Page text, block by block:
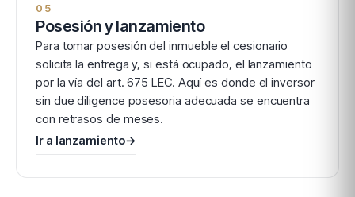
05
Posesión y lanzamiento
Para tomar posesión del inmueble el cesionario
solicita la entrega y, si está ocupado, el lanzamiento
por la vía del art. 675 LEC. Aquí es donde el inversor
sin due diligence posesoria adecuada se encuentra
con retrasos de meses.
Ir a lanzamiento→